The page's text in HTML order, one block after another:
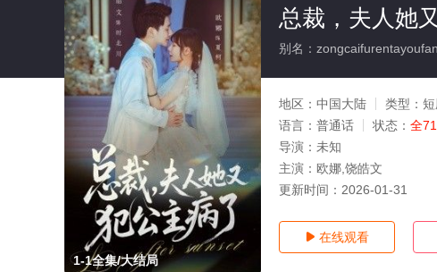
1-1全集/大结局
总裁，夫人她
别名：
地区： 中国大陆 类型： 短
语言： 普通话 状态： 全
导演： 未知
主演： 欧娜,饶皓文
更新时间： 2026-01-31
 在线观看